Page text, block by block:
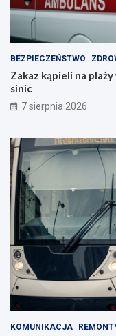
BEZPIECZEŃSTWO
Zakaz kąpieli na
sinic
7 sierpnia 2026
KOMUNIKACJA